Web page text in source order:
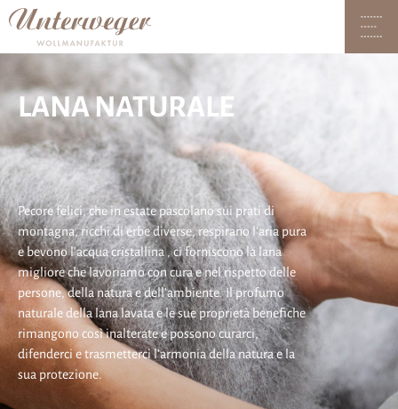
LANA NATURALE
Pecore felici, che in estate pascolano sui prati di
montagna, ricchi di erbe diverse, respirano l'aria pura
e bevono l'acqua cristallina , ci forniscono la lana
migliore che lavoriamo con cura e nel rispetto delle
persone, della natura e dell'ambiente. Il profumo
naturale della lana lavata e le sue proprietà benefiche
rimangono così inalterate e possono curarci,
difenderci e trasmetterci l’armonia della natura e la
sua protezione.